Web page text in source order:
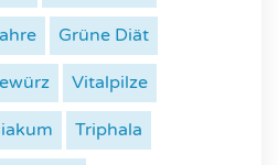
Grüne Diät
Vitalpilze
Triphala